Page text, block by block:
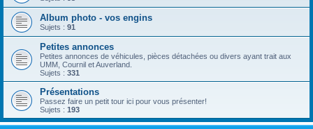
Album photo - vos engins
Sujets : 91
Petites annonces
Petites annonces de véhicules, pièces détachées ou divers ayant trait aux
UMM, Cournil et Auverland.
Sujets : 331
Présentations
Passez faire un petit tour ici pour vous présenter!
Sujets : 193